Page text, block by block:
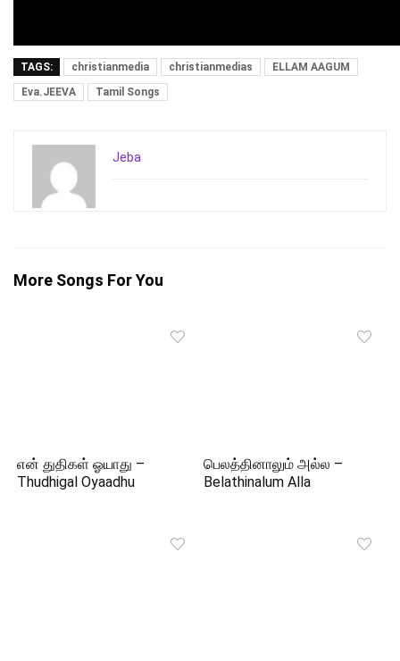
TAGS: christianmedia christianmedias
ELLAM AAGUM
Eva.JEEVA
Tamil Songs
Jeba
More Songs For You
என் துதிகள் ஓயாது –
Thudhigal Oyaadhu
பெலத்தினாலும் அல்ல –
Belathinalum Alla